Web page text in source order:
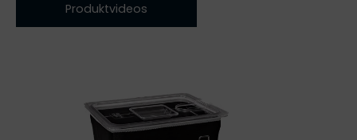
Produktvideos